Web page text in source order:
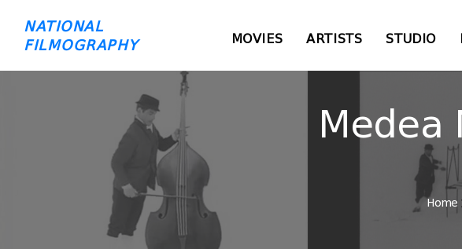
NATIONAL
FILMOGRAPHY
MOVIES ARTISTS STUDIO
Medea
Home